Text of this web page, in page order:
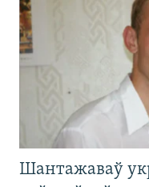
Шантажаваў